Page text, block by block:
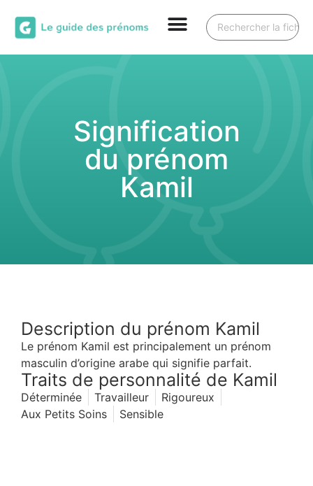
Signification
du prénom
Kamil
Description du prénom Kamil
Le prénom Kamil est principalement un prénom
masculin d’origine arabe qui signifie parfait.
Traits de personnalité de Kamil
Déterminée Travailleur
Rigoureux
Aux Petits Soins
Sensible